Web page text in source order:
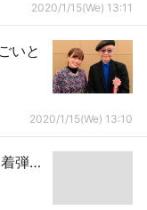
2020/1/15(We) 13:11
いと
2020/1/15(We) 13:10
着弾…